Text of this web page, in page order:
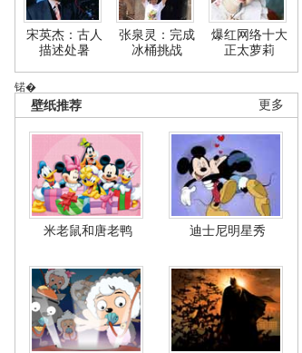
宋英杰：古人
描述处暑
张泉灵：完成
冰桶挑战
爆红网络十大
正太萝莉
锘�
更多
壁纸推荐
米老鼠和唐老鸭 迪士尼明星秀